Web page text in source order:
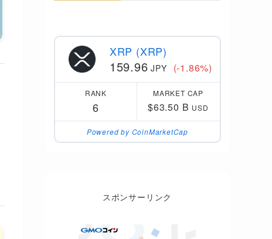
XRP (XRP)
159.96 JPY (-1.86%)
RANK
6
MARKET CAP
$63.50 B USD
Powered by CoinMarketCap
スポンサーリンク